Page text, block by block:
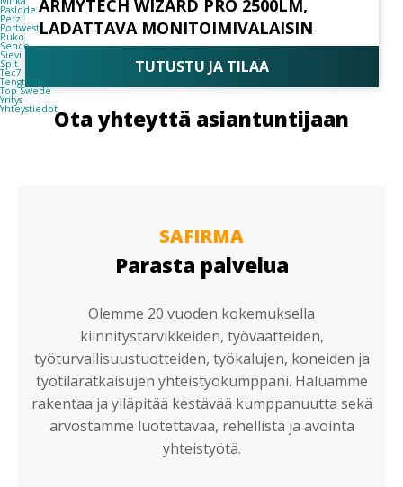
Paslode
Petzl
Portwest
Ruko
Senco
Sievi
Spit
Tec7
Tengtools
Top Swede
Yritys
Yhteystiedot
ARMYTECH WIZARD PRO 2500LM,
LADATTAVA MONITOIMIVALAISIN
TUTUSTU JA TILAA
Ota yhteyttä asiantuntijaan
SAFIRMA
Parasta palvelua
Olemme 20 vuoden kokemuksella
kiinnitystarvikkeiden, työvaatteiden,
työturvallisuustuotteiden, työkalujen, koneiden ja
työtilaratkaisujen yhteistyökumppani. Haluamme
rakentaa ja ylläpitää kestävää kumppanuutta sekä
arvostamme luotettavaa, rehellistä ja avointa
yhteistyötä.